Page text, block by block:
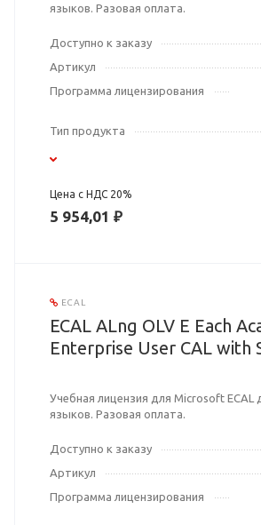
языков. Разовая оплата.
Доступно к заказу
Артикул
Программа лицензирования
Тип продукта
Цена с НДС 20%
5 954,01 ₽
ECAL
ECAL ALng OLV E Each
Enterprise User CAL with
Учебная лицензия для Microsoft ECAL
языков. Разовая оплата.
Доступно к заказу
Артикул
Программа лицензирования